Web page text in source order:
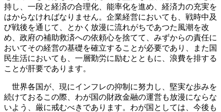
持し、一段と経済の合理化、能率化を進め、経済力の充実を
はからなければなりません。企業経営においても、戦時中及
び戦後を通じて、とかく放漫に流れがちであつた風潮を改
め、政府の補助救済への依頼心を捨てて、みずからの責任に
おいてその経営の基礎を確立することが必要であり、また国
民生活においても、一層勤労に励むとともに、浪費を排する
ことが肝要であります。
世界各国が、現にインフレの抑制に努力し、堅実な歩みを
続けておるこの際、わが国の財政金融の運営も放漫にならな
いよう、厳に戒むべきであります。わが国としては、今後も